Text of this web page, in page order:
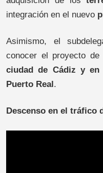
integración en el nuevo
Asimismo, el
conocer el proyecto de
ciudad de Cádiz y
Puerto Real.
Descenso en el tráfico